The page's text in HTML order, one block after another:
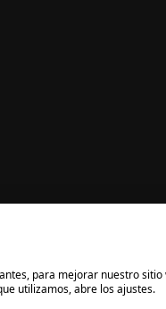
para mejorar nuestro
utilizamos, abre los ajustes.